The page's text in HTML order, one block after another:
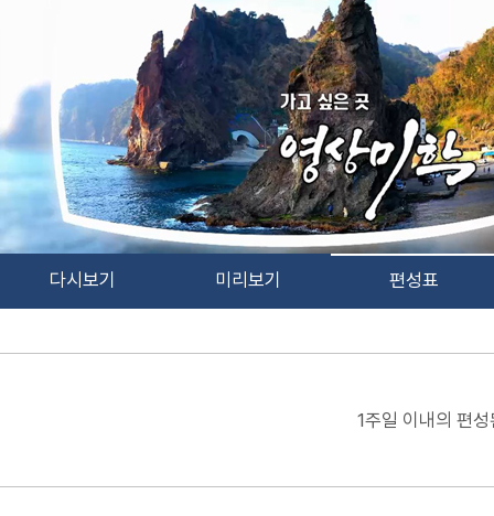
다시보기 미리보기 편성표
1주일 이내의 편